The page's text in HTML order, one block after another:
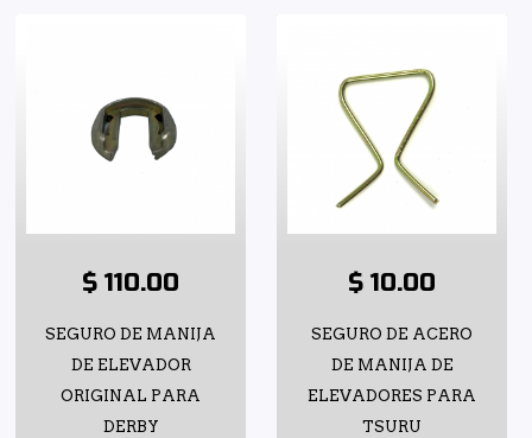
$ 110.00
SEGURO DE MANIJA
DE ELEVADOR
ORIGINAL PARA
DERBY
$ 10.00
SEGURO DE ACERO
DE MANIJA DE
ELEVADORES PARA
TSURU